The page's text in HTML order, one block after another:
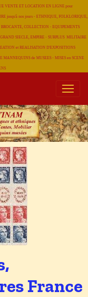
VENTE ET LOCATION EN LIGNE pour
jusqu'à nos jours - ETHNIQUE, FOLKLORIQUE,
COLLECTION - EQUIPEMENTS
SIECLE, EMPIRE - SURPLUS MILITAIRE
et REALISATION D'EXPOSITIONS
MANNEQUINS de MUSEES - MISES en SCENE
France